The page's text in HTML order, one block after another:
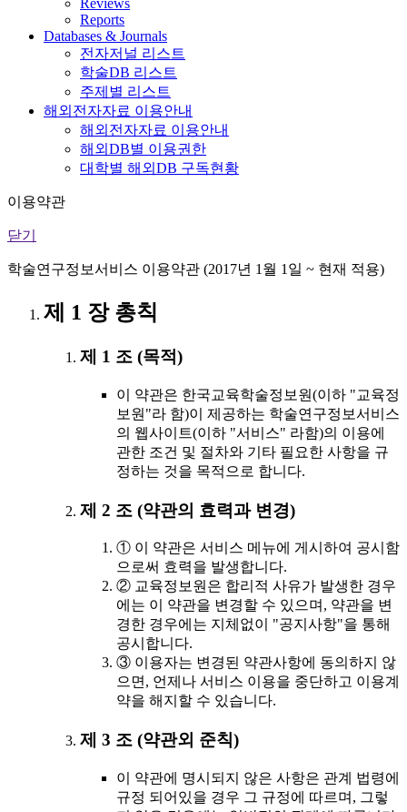
Reviews
Reports
Databases & Journals
전자저널 리스트
학술DB 리스트
주제별 리스트
해외전자자료 이용안내
해외전자자료 이용안내
해외DB별 이용권한
대학별 해외DB 구독현황
이용약관
닫기
학술연구정보서비스 이용약관 (2017년 1월 1일 ~ 현재 적용)
제 1 장 총칙
제 1 조 (목적)
이 약관은 한국교육학술정보원(이하 "교육정
보원"라 함)이 제공하는 학술연구정보서비스
의 웹사이트(이하 "서비스" 라함)의 이용에
관한 조건 및 절차와 기타 필요한 사항을 규
정하는 것을 목적으로 합니다.
제 2 조 (약관의 효력과 변경)
① 이 약관은 서비스 메뉴에 게시하여 공시함
으로써 효력을 발생합니다.
② 교육정보원은 합리적 사유가 발생한 경우
에는 이 약관을 변경할 수 있으며, 약관을 변
경한 경우에는 지체없이 "공지사항"을 통해
공시합니다.
③ 이용자는 변경된 약관사항에 동의하지 않
으면, 언제나 서비스 이용을 중단하고 이용계
약을 해지할 수 있습니다.
제 3 조 (약관외 준칙)
이 약관에 명시되지 않은 사항은 관계 법령에
규정 되어있을 경우 그 규정에 따르며, 그렇